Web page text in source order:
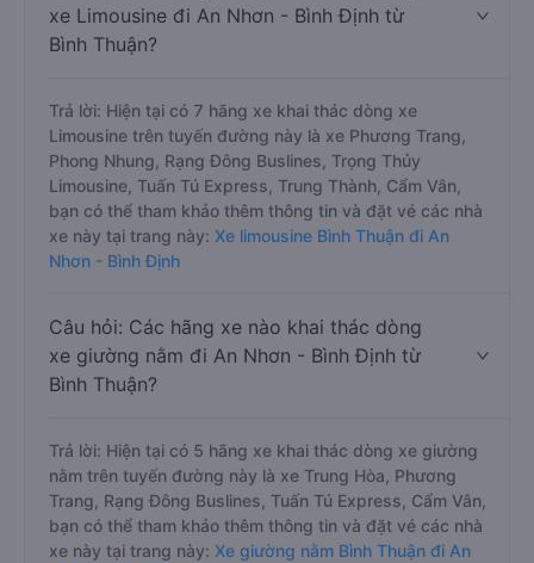
xe Limousine đi An Nhơn - Bình Định từ
Bình Thuận?
Trả lời: Hiện tại có 7 hãng xe khai thác dòng xe
Limousine trên tuyến đường này là xe Phương Trang,
Phong Nhung, Rạng Đông Buslines, Trọng Thủy
Limousine, Tuấn Tú Express, Trung Thành, Cẩm Vân,
bạn có thể tham khảo thêm thông tin và đặt vé các nhà
xe này tại trang này: Xe limousine Bình Thuận đi An
Nhơn - Bình Định
Câu hỏi: Các hãng xe nào khai thác dòng
xe giường nằm đi An Nhơn - Bình Định từ
Bình Thuận?
Trả lời: Hiện tại có 5 hãng xe khai thác dòng xe giường
nằm trên tuyến đường này là xe Trung Hòa, Phương
Trang, Rạng Đông Buslines, Tuấn Tú Express, Cẩm Vân,
bạn có thể tham khảo thêm thông tin và đặt vé các nhà
xe này tại trang này: Xe giường nằm Bình Thuận đi An